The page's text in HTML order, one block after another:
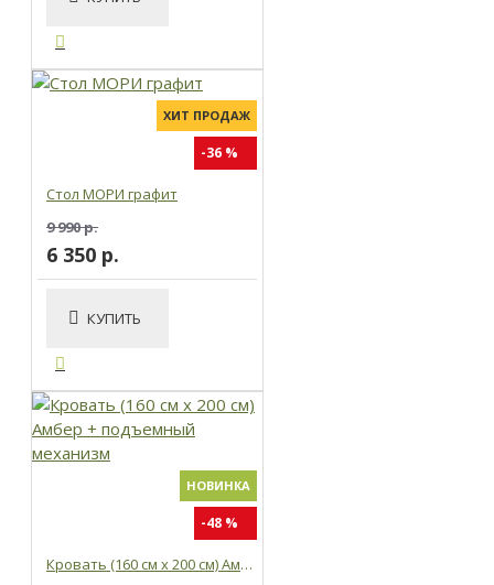
ХИТ ПРОДАЖ
-36 %
Стол МОРИ графит
9 990 р.
6 350 р.
КУПИТЬ
НОВИНКА
-48 %
Кровать (160 см x 200 см) Амбер + подъемный механизм